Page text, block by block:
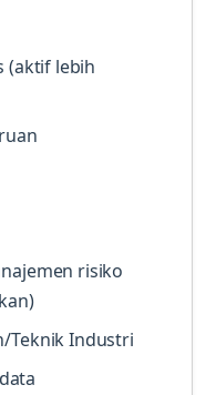
(aktif lebih
risiko
Teknik Industri